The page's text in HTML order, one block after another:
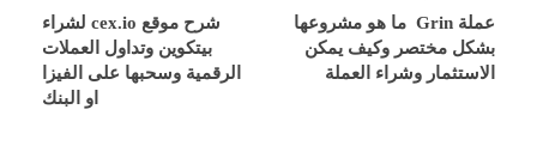
عملة Grin ما هو مشروعها
بشكل مختصر وكيف يمكن
الاستثمار وشراء العملة
شرح موقع cex.io لشراء
بيتكوين وتداول العملات
الرقمية وسحبها على الفيزا
او البنك